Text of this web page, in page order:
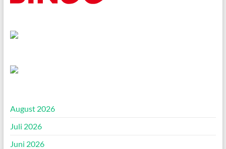
August 2026
Juli 2026
Juni 2026